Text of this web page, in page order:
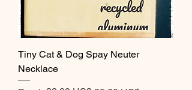
Tiny Cat & Dog Spay Neuter
Necklace